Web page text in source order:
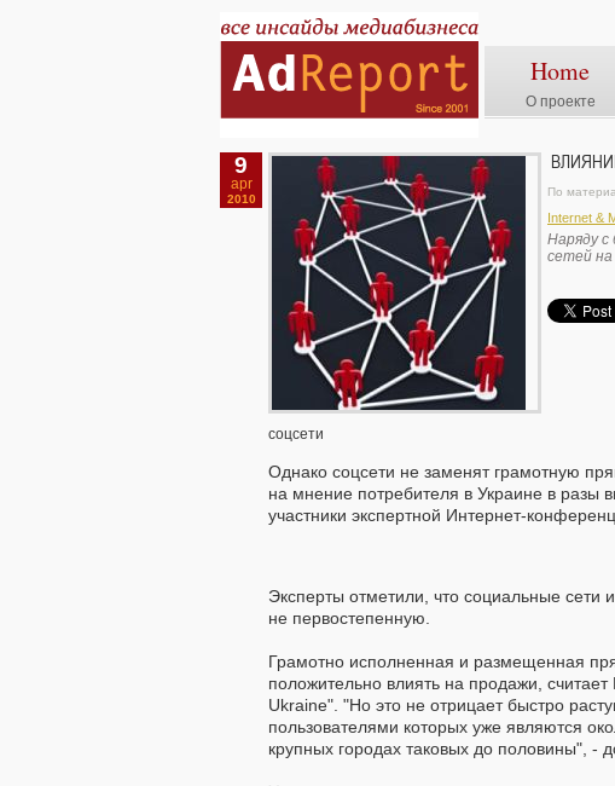
Home
О проекте
9
apr
2010
соцсети
По
Internet &
Наряду
сетей
Однако соцсети не заменят грамотную
на мнение потребителя в Украине в разы
участники экспертной Интернет-
Эксперты отметили, что социальные
не первостепенную.
Грамотно исполненная и размещенная
положительно влиять на продажи,
Ukraine". "Но это не отрицает быстро
пользователями которых уже являются
крупных городах таковых до половины", -